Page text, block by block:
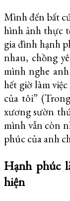
Mình đến bất
hình ảnh thực
gia đình hạnh
nhau, chồng
mình nghe
hết giờ làm
của tôi”
xương sườn
mình vẫn còn
phúc của anh
Hạnh phúc
hiện